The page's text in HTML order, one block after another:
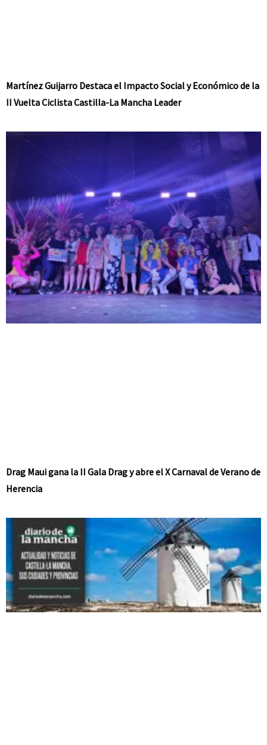
Martínez Guijarro Destaca el Impacto Social y Económico de la
II Vuelta Ciclista Castilla-La Mancha Leader
Drag Maui gana la II Gala Drag y abre el X Carnaval de Verano de
Herencia